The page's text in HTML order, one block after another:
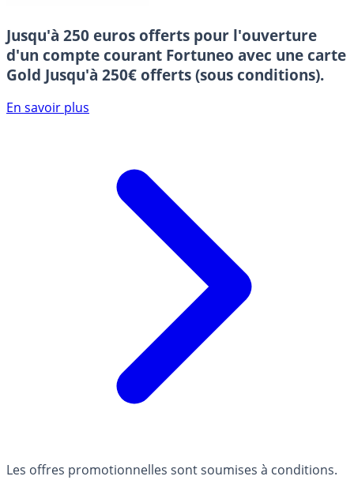
Jusqu'à 250 euros offerts pour l'ouverture
d'un compte courant Fortuneo avec une carte
Gold Jusqu'à 250€ offerts (sous conditions).
En savoir plus
Les offres promotionnelles sont soumises à conditions.